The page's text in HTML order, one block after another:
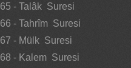
65 - Talâk Suresi
66 - Tahrîm Suresi
67 - Mülk Suresi
68 - Kalem Suresi